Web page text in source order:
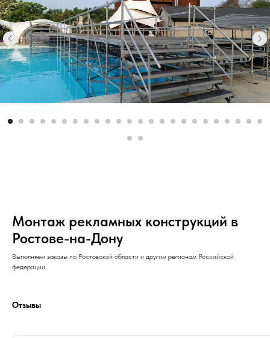
Монтаж рекламных конструкций в
Ростове-на-Дону
Выполняем заказы по Ростовской области и другим регионам Российской
федерации
Отзывы